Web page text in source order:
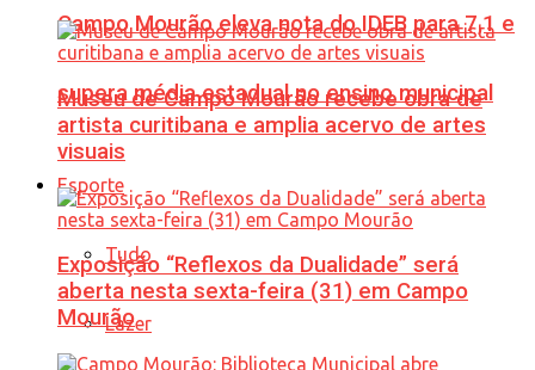
Campo Mourão eleva nota do IDEB para 7,1 e
supera média estadual no ensino municipal
Esporte
Tudo
Lazer
Museu de Campo Mourão recebe obra de
artista curitibana e amplia acervo de artes
visuais
Exposição “Reflexos da Dualidade” será
aberta nesta sexta-feira (31) em Campo
Mourão